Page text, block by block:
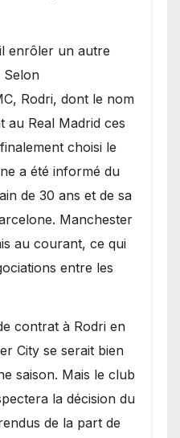
enrôler un autre
Selon
Rodri, dont le nom
au Real Madrid ces
choisi le
a été informé du
de 30 ans et de sa
Manchester
au courant, ce qui
entre les
contrat à Rodri en
City se serait bien
saison. Mais le club
la décision du
de la part de